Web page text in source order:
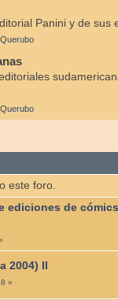
Panini y de sus
Querubo
Querubo
este foro.
ediciones de
2004) II
»